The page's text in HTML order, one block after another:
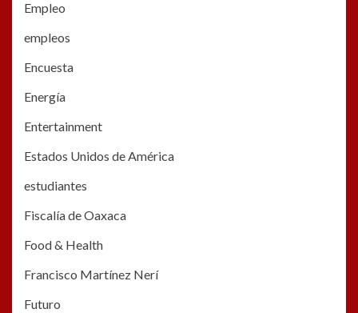
Empleo
empleos
Encuesta
Energía
Entertainment
Estados Unidos de América
estudiantes
Fiscalía de Oaxaca
Food & Health
Francisco Martínez Nerí
Futuro